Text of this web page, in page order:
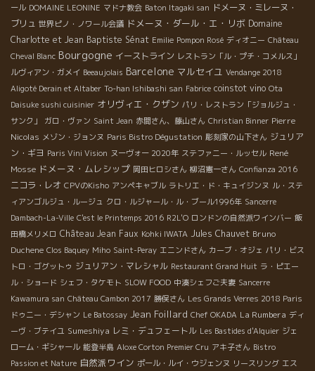
ール DOMAINE LEONINE マドナ教会 Baton Itagaki san ドメーヌ・ミレーヌ・
ブリュ 世界ピノ・ノワール会議 ドメーヌ・ダール・エ・リボ Domaine
Charlotte et Jean Baptiste Sénat Emilie Pompon Rosé ディオニー Château
Cheval Blanc Bourgogne イーストライン レストラン「ル・プチ・コメルス」
ルヴィアン・ガメイ Beeaujolais Barcelone マルセイユ Vendange 2018
Aligoté Derain et Altaber To-han Ishibashi san Fabrice coinstot vino Ota
Daisuke sushi cuisinier オリヴィエ・クザン パリ・レストラン「ジョルジュ・
サンク」
ガロ・ヴァン Saint Jean 赤間さん、藤山さん Christian Binner Pierre
Nicolas メゾン・ジョンヌ Paris Bistro Dégustation 彫刻家の山下さん ジュリア
ン・ギヨ Paris Vini Vision ヌーヴォー 2020年 ステファニー・ルッセル René
Mosse ドメーヌ・ムレシップ 岡田ヒロシさん 柳沼憲一さん Confianza 2016
ニコラ・レオ CPVのKisho アンペキャブル ラトリエ・ド・キュイジンヌ ル・ステ
ィアンゴルジュ・ルージュ クロ・ルジャール・ル・ブール1996年 Sancerre
Dambach-La-Ville C'est le Printemps 2016 R2L'O ロンドンの自然派ワインバー 飯
田橋メリメロ Château Jean Faux Kohki IWATA Jules Chauvet Bruno
Duchene Clos Baquey Miho Saint-Peray エニンドさん カーブ・オジェ パリ・ビス
トロ・ゴグットゥ ジュリアン・マレシャル Restaurant Grand Huit ラ・ピエー
ル・ショード シェフ・タケモト SLOW FOOD 中湊シェフご夫妻 Sancerre
Kawamura san Château Cambon 2017 勝俣さん Les Grands Verres 2018 Paris
ドゥニー・デシャン Le Batossay Jean Foillard Chef OKADA La Rumbera ディ
ーヴ・ブテイユ Sumeshiya レミ・デュフェートル Les Bastides d'Alquier ジェ
ローム・ギシャール 能登半島 Aloxe Corton Premier Cru アキ子さん Bistro
Passion et Nature 自然派ワイン ポール・ルイ・ウジェンヌ リースリング エス